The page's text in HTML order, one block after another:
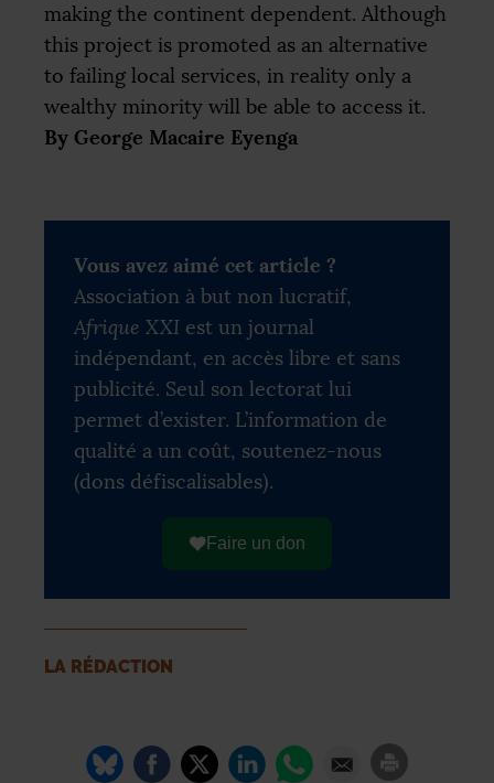
making the continent dependent. Although
this project is promoted as an alternative
to failing local services, in reality only a
wealthy minority will be able to access it.
By George Macaire Eyenga
Vous avez aimé cet article ?
Association à but non lucratif,
Afrique XXI est un journal
indépendant, en accès libre et sans
publicité. Seul son lectorat lui
permet d’exister. L’information de
qualité a un coût, soutenez-nous
(dons défiscalisables).
Faire un don
LA RÉDACTION